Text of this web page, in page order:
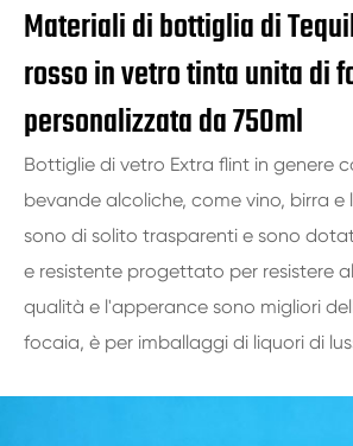
Materiali di bottiglia di
rosso in vetro tinta unita di
personalizzata da 750ml
Bottiglie di vetro Extra flint in genere
bevande alcoliche, come vino, birra e
sono di solito trasparenti e sono
e resistente progettato per resistere
qualità e l'apperance sono migliori
focaia, è per imballaggi di liquori di